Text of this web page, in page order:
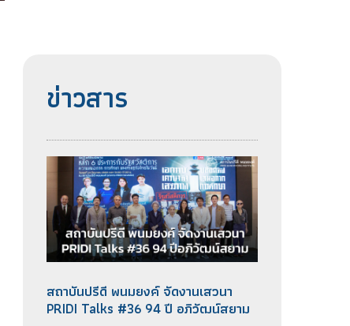
ข่าวสาร
สถาบันปรีดี พนมยงค์ จัดงานเสวนา
PRIDI Talks #36 94 ปี อภิวัฒน์สยาม